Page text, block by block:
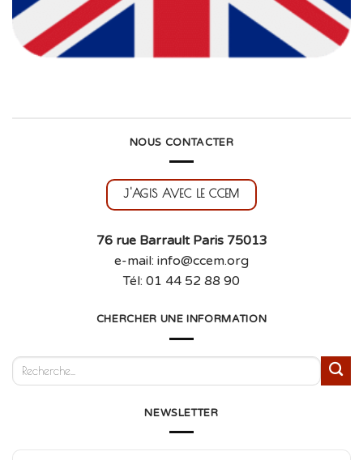
NOUS CONTACTER
J'AGIS AVEC LE CCEM
76 rue Barrault Paris 75013
e-mail: info@ccem.org
Tél: 01 44 52 88 90
CHERCHER UNE INFORMATION
NEWSLETTER